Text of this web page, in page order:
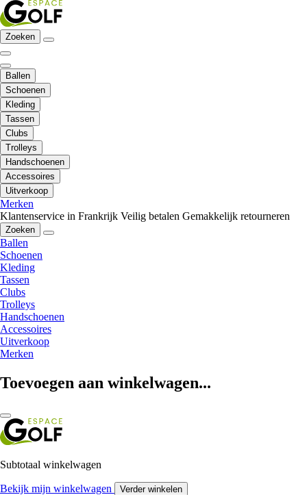
Zoeken
Ballen
Schoenen
Kleding
Tassen
Clubs
Trolleys
Handschoenen
Accessoires
Uitverkoop
Merken
Klantenservice in Frankrijk Veilig betalen Gemakkelijk retourneren
Zoeken
Ballen
Schoenen
Kleding
Tassen
Clubs
Trolleys
Handschoenen
Accessoires
Uitverkoop
Merken
Toevoegen aan winkelwagen...
Subtotaal winkelwagen
Bekijk mijn winkelwagen Verder winkelen